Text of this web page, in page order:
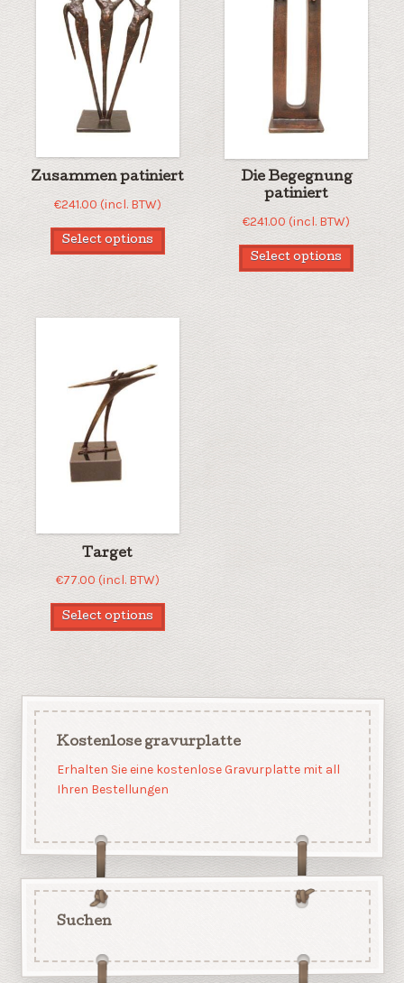
Zusammen patiniert
€241.00 (incl. BTW)
Select options
Die Begegnung
patiniert
€241.00 (incl. BTW)
Select options
Target
€77.00 (incl. BTW)
Select options
Kostenlose gravurplatte
Erhalten Sie eine kostenlose Gravurplatte mit all
Ihren Bestellungen
Suchen